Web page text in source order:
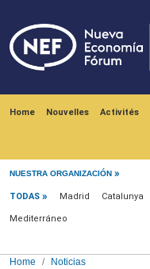
Home Nouvelles Activités
NUESTRA ORGANIZACIÓN
Menú noticias
TODAS Madrid Catalunya
Mediterráneo
Home Noticias